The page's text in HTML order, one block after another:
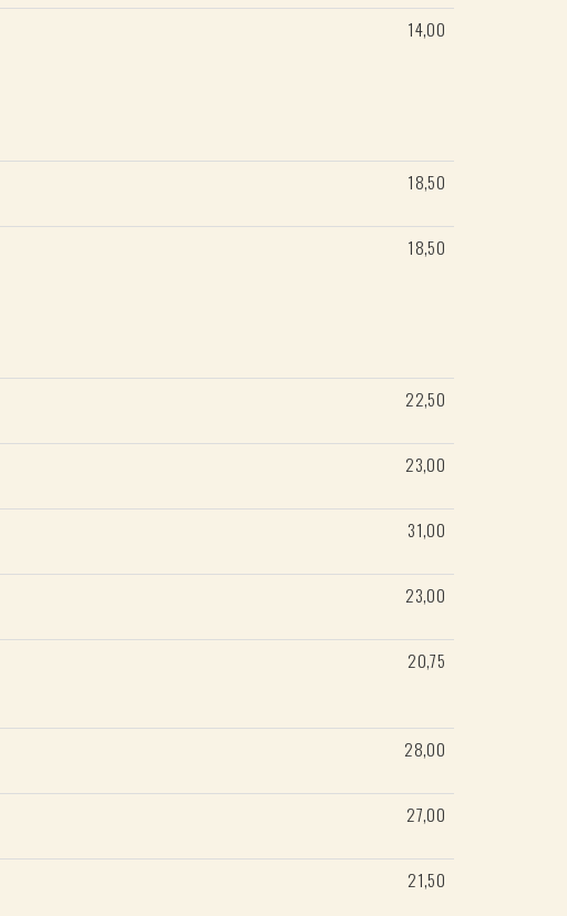
14,00
18,50
18,50
22,50
23,00
31,00
23,00
20,75
28,00
27,00
21,50